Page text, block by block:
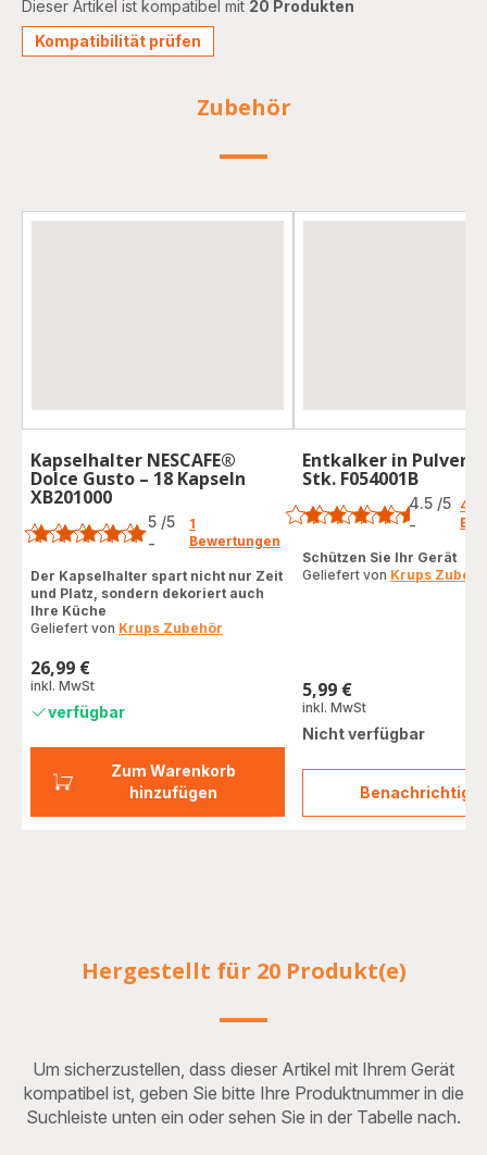
Dieser Artikel ist kompatibel mit 20 Produkten
Kompatibilität prüfen
Zubehör
Zum Warenkorb
hinzufügen
Kapselhalter NESCAFE®
Dolce Gusto – 18 Kapseln
XB201000
Bewertung
mit
5
Sternen
(Durchschnitt)
5 /5
-
1
Bewertungen
Der Kapselhalter spart nicht nur Zeit
und Platz, sondern dekoriert auch
Ihre Küche
Geliefert von Krups Zubehör
Preis
26,99 €
inkl. MwSt
verfügbar
Entkalker in
Stk. F054001B
Bewertung
4.5 /5
-
49
Schützen Sie Ihr Gerät
Geliefert von Krups
Preis
5,99 €
inkl. MwSt
Nicht verfügbar
Hergestellt für 20 Produkt(e)
Um sicherzustellen, dass dieser Artikel mit Ihrem Gerät
kompatibel ist, geben Sie bitte Ihre Produktnummer in die
Suchleiste unten ein oder sehen Sie in der Tabelle nach.